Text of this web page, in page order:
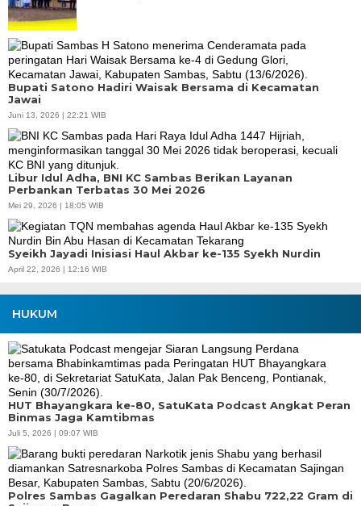
Bupati Satono Hadiri Waisak Bersama di Kecamatan
Jawai
Juni 13, 2026 | 22:21 WIB
Libur Idul Adha, BNI KC Sambas Berikan Layanan
Perbankan Terbatas 30 Mei 2026
Mei 29, 2026 | 18:05 WIB
Syeikh Jayadi Inisiasi Haul Akbar ke-135 Syekh Nurdin
April 22, 2026 | 12:16 WIB
HUKUM
HUT Bhayangkara ke-80, SatuKata Podcast Angkat Peran
Binmas Jaga Kamtibmas
Juli 5, 2026 | 09:07 WIB
Polres Sambas Gagalkan Peredaran Shabu 722,22 Gram di